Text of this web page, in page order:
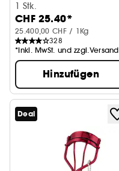
1 Stk.
CHF 25.40*
25.400,00 CHF / 1Kg
328
*Inkl. MwSt. und zzgl.Versand
Hinzufügen
Deal